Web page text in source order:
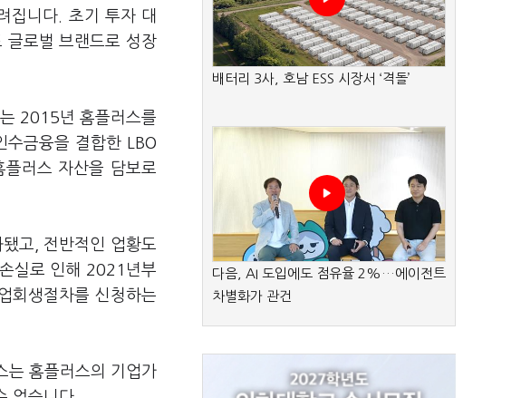
집니다. 초기 투자 대
글로벌 브랜드로 성장
2015년 홈플러스를
금융을 결합한 LBO
러스 자산을 담보로
고, 전반적인 업황도
실로 인해 2021년부
회생절차를 신청하는
는 홈플러스의 기업가
배터리 3사, 호남 ESS 시장서 ‘격돌’
다음, AI 도입에도 점유율 2%…에이전트
차별화가 관건